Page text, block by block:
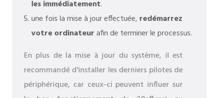
les immédiatement.
une fois la mise à jour effectuée, redémarrez
votre ordinateurafin de terminer le processus.
En plus de la mise à jour du système, il est
recommandé d'installer les derniers pilotes de
périphérique, car ceux-ci peuvent influer sur